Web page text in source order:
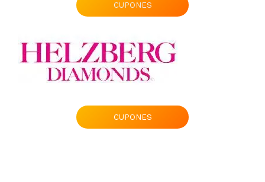
CUPONES
CUPONES